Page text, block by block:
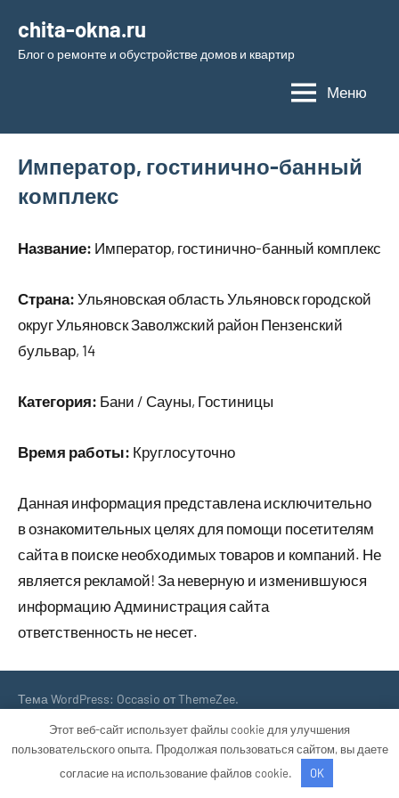
содержимому
chita-okna.ru
Блог о ремонте и обустройстве домов и квартир
Меню
Император, гостинично-банный
комплекс
Название: Император, гостинично-банный комплекс
Страна: Ульяновская область Ульяновск городской
округ Ульяновск Заволжский район Пензенский
бульвар, 14
Категория: Бани / Сауны, Гостиницы
Время работы: Круглосуточно
Данная информация представлена исключительно
в ознакомительных целях для помощи посетителям
сайта в поиске необходимых товаров и компаний. Не
является рекламой! За неверную и изменившуюся
информацию Администрация сайта
ответственность не несет.
Тема WordPress: Occasio от ThemeZee.
Этот веб-сайт использует файлы cookie для улучшения
пользовательского опыта. Продолжая пользоваться сайтом, вы даете
согласие на использование файлов cookie.
OK